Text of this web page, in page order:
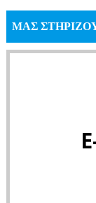
ΜΑΣ